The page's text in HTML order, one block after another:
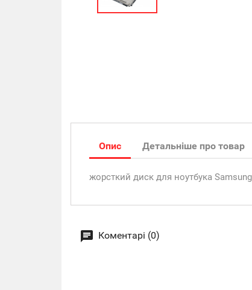
Опис Детальніше про товар
жорсткий диск для ноутбука
Коментарі (0)